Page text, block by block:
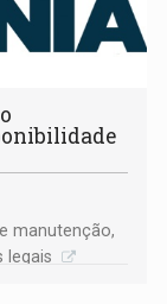
manutenção,
legais